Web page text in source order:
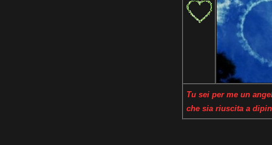
Tu sei per me un
che sia riuscita a